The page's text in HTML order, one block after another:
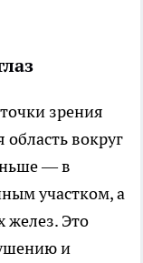
зрения
вокруг
— в
участком, а
желез. Это
и